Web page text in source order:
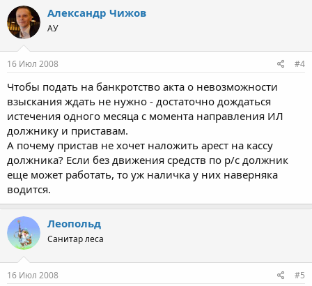
дебиторке?
КП не резиновое, уже один раз продлевали.
Александр Чижов
АУ
16 Июл 2008 #4
Чтобы подать на банкротство акта о невозможности
взыскания ждать не нужно - достаточно дождаться
истечения одного месяца с момента направления ИЛ
должнику и приставам.
А почему пристав не хочет наложить арест на кассу
должника? Если без движения средств по р/с должник
еще может работать, то уж наличка у них наверняка
водится.
Леопольд
Санитар леса
16 Июл 2008 #5